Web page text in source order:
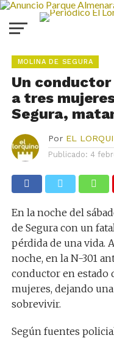
MOLINA DE SEGURA
Un
a tres
Segura,
Por EL
Publicado: 4
En la noche del
de Segura con un
pérdida de una vida.
noche, en la N-301
conductor en estado
mujeres, dejando
sobrevivir.
Según fuentes